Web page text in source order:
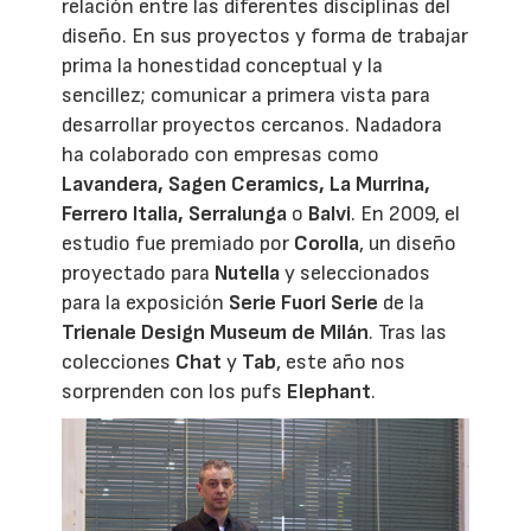
relación entre las diferentes disciplinas del
diseño. En sus proyectos y forma de trabajar
prima la honestidad conceptual y la
sencillez; comunicar a primera vista para
desarrollar proyectos cercanos. Nadadora
ha colaborado con empresas como
Lavandera, Sagen Ceramics, La Murrina,
Ferrero Italia, Serralunga o Balvi. En 2009, el
estudio fue premiado por Corolla, un diseño
proyectado para Nutellay seleccionados
para la exposición Serie Fuori Serie de la
Trienale Design Museum de Milán. Tras las
colecciones Chaty Tab, este año nos
sorprenden con los pufs Elephant.